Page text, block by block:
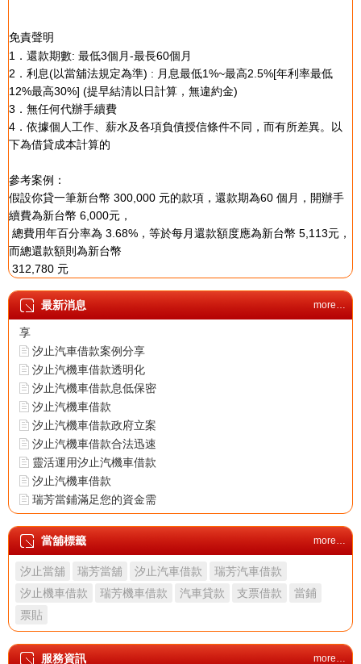
免責聲明
1．還款期數: 最低3個月-最長60個月
2．利息(以當舖法規定為準) : 月息最低1%~最高2.5%[年利率最低
12%最高30%] (提早結清以日計算，無違約金)
3．無任何代辦手續費
4．依據個人工作、薪水及各項負債授信條件不同，而有所差異。以
下為借貸成本計算的
參考案例：
假設你貸一筆新台幣 300,000 元的款項，還款期為60 個月，開辦手
續費為新台幣 6,000元，
總費用年百分率為 3.68%，等於每月還款額度應為新台幣 5,113元，
而總還款額則為新台幣
312,780 元
最新消息 more…
汐止機車借款成功案例分
享
汐止汽車借款案例分享
汐止汽機車借款透明化
汐止汽機車借款息低保密
汐止汽機車借款
汐止汽機車借款政府立案
汐止汽機車借款合法迅速
靈活運用汐止汽機車借款
汐止汽機車借款
瑞芳當鋪滿足您的資金需
求
汐止當舖首選當鋪安心有
保障
汐止機車借款成功案例分
享
汐止汽車借款案例分享
汐止汽機車借款透明化
汐止汽機車借款息低保密
當舖標籤 more…
汐止當舖 瑞芳當舖 汐止汽車借款
瑞芳汽車借款
汐止機車借款
瑞芳機車借款 汽車貸款 支票借款
當鋪
票貼
服務資訊 more…